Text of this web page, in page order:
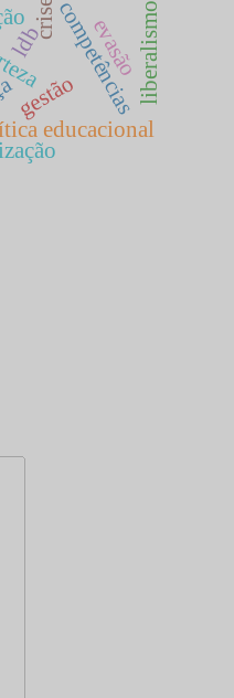
competências
educacional
gestão
crise liberalismo
ldb evasão